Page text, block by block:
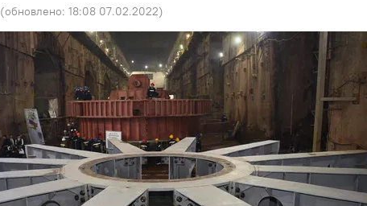
(обновлено: 18:08 07.02.2022)